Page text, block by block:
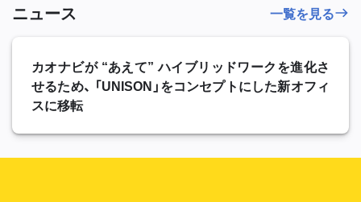
ニュース
カオナビが “あえて” ハイブリッドワークを進化さ
せるため、 「UNISON」をコンセプトにした新オフィ
スに移転
一覧を見る